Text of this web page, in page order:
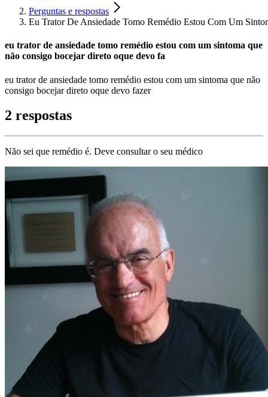
Perguntas e respostas
Eu Trator De Ansiedade Tomo Remédio Estou Com Um
eu trator de ansiedade tomo remédio estou com um sintoma que
não consigo bocejar direto oque devo fa
eu trator de ansiedade tomo remédio estou com um sintoma que não
consigo bocejar direto oque devo fazer
2 respostas
Não sei que remédio é. Deve consultar o seu médico